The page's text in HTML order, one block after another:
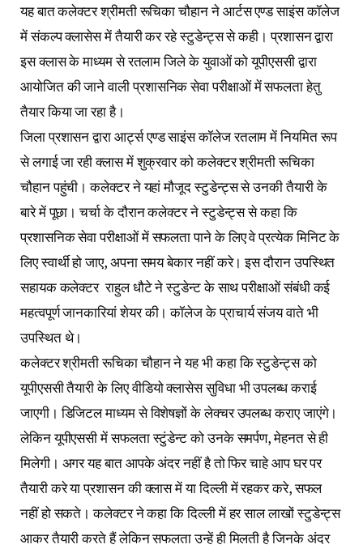
यह बात कलेक्टर श्रीमती रूचिका चौहान ने आर्टस एण्ड साइंस कॉलेज
में संकल्प क्लासेस में तैयारी कर रहे स्टुडेन्ट्स से कही। प्रशासन द्वारा
इस क्लास के माध्यम से रतलाम जिले के युवाओं को यूपीएससी द्वारा
आयोजित की जाने वाली प्रशासनिक सेवा परीक्षाओं में सफलता हेतु
तैयार किया जा रहा है।
जिला प्रशासन द्वारा आर्ट्स एण्ड साइंस कॉलेज रतलाम में नियमित रूप
से लगाई जा रही क्लास में शुक्रवार को कलेक्टर श्रीमती रूचिका
चौहान पहुंची। कलेक्टर ने यहां मौजूद स्टुडेन्ट्स से उनकी तैयारी के
बारे में पूछा। चर्चा के दौरान कलेक्टर ने स्टुडेन्ट्स से कहा कि
प्रशासनिक सेवा परीक्षाओं में सफलता पाने के लिए वे प्रत्येक मिनिट के
लिए स्वार्थी हो जाए, अपना समय बेकार नहीं करे। इस दौरान उपस्थित
सहायक कलेक्टर राहुल धौटे ने स्टुडेन्ट के साथ परीक्षाओं संबंधी कई
महत्वपूर्ण जानकारियां शेयर की। कॉलेज के प्राचार्य संजय वाते भी
उपस्थित थे।
कलेक्टर श्रीमती रूचिका चौहान ने यह भी कहा कि स्टुडेन्ट्स को
यूपीएससी तैयारी के लिए वीडियो क्लासेस सुविधा भी उपलब्ध कराई
जाएगी। डिजिटल माध्यम से विशेषज्ञों के लेक्चर उपलब्ध कराए जाएंगे।
लेकिन यूपीएससी में सफलता स्टुंडेन्ट को उनके समर्पण, मेहनत से ही
मिलेगी। अगर यह बात आपके अंदर नहीं है तो फिर चाहे आप घर पर
तैयारी करे या प्रशासन की क्लास में या दिल्ली में रहकर करे, सफल
नहीं हो सकते। कलेक्टर ने कहा कि दिल्ली में हर साल लाखों स्टुडेन्ट्स
आकर तैयारी करते हैं लेकिन सफलता उन्हें ही मिलती है जिनके अंदर